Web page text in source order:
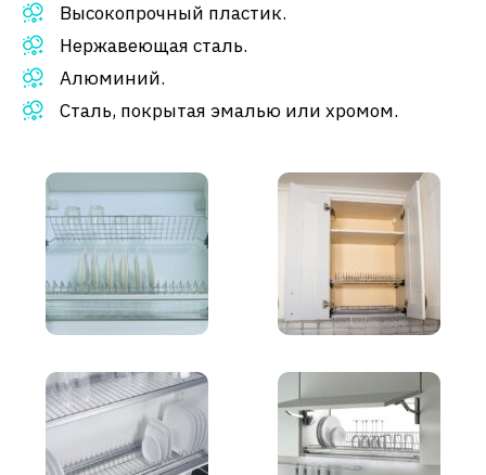
Высокопрочный пластик.
Нержавеющая сталь.
Алюминий.
Сталь, покрытая эмалью или хромом.